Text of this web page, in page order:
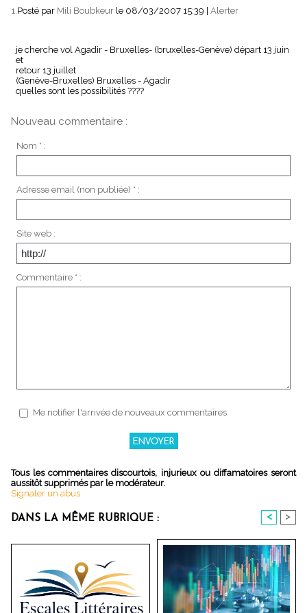
1.Posté par Mili Boubkeur le 08/03/2007 15:39 Alerter
je cherche vol Agadir - Bruxelles- (bruxelles-Genève) départ 13 juin
et
retour 13 juillet
(Genève-Bruxelles) Bruxelles - Agadir
quelles sont les possibilités ????
Nouveau commentaire :
Nom * :
Adresse email (non publiée) * :
Site web :
Commentaire * :
Me notifier l'arrivée de nouveaux commentaires
Tous les commentaires discourtois, injurieux ou diffamatoires seront
aussitôt supprimés par le modérateur.
Signaler un abus
DANS LA MÊME RUBRIQUE : < >